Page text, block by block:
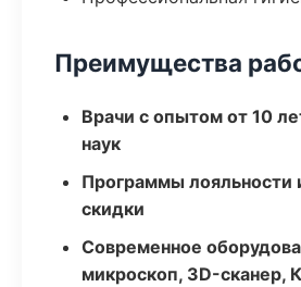
Преимущества
Врачи с опытом от 10
наук
Программы лояльности
скидки
Современное
микроскоп, 3D-сканер,